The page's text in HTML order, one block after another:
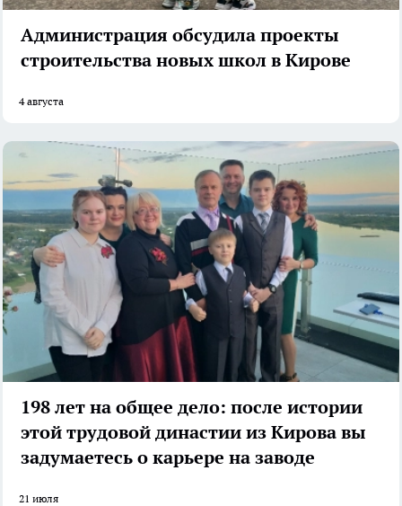
Администрация обсудила проекты
строительства новых школ в Кирове
4 августа
198 лет на общее дело: после истории
этой трудовой династии из Кирова вы
задумаетесь о карьере на заводе
21 июля